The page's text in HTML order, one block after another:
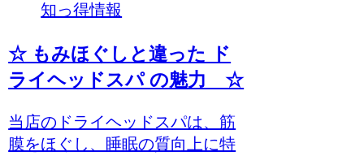
知っ得情報
☆ もみほぐしと違った ド
ライヘッドスパ の魅力 ☆
当店のドライヘッドスパは、筋
膜をほぐし、睡眠の質向上に特